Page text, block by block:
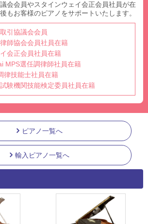
会会員やスタインウェイ会正会員社員が在
もお客様のピアノをサポートいたします。
引協議会会員
師協会会員社員在籍
会正会員社員在籍
MPS選任調律師社員在籍
律技能士社員在籍
験機関技能検定委員社員在籍
ピアノ一覧へ
輸入ピアノ一覧へ